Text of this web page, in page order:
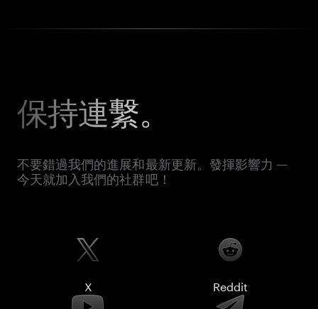
保持連繫。
不要錯過我們的進展和最新更新。發揮影響力 —
今天就加入我們的社群吧！
X Reddit